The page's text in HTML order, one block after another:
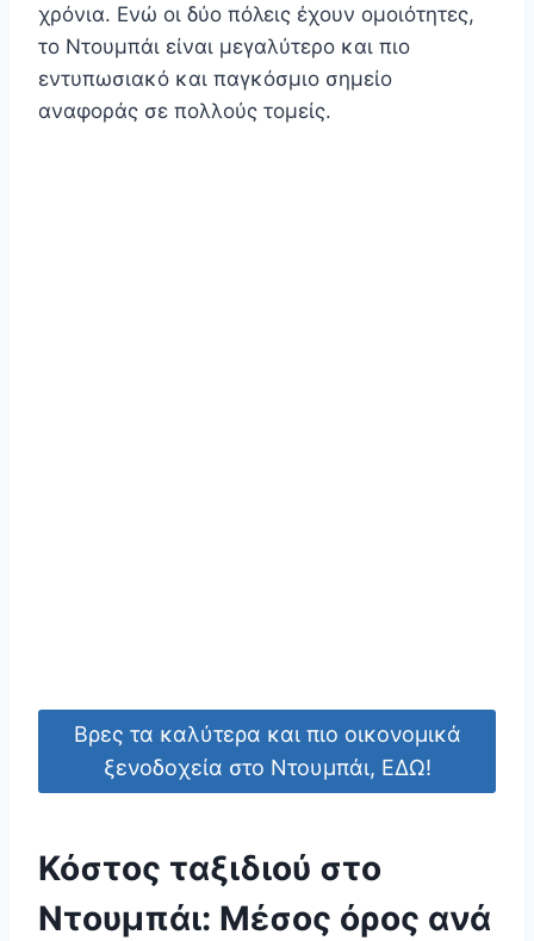
χρόνια. Ενώ οι δύο πόλεις έχουν ομοιότητες,
το Ντουμπάι είναι μεγαλύτερο και πιο
εντυπωσιακό και παγκόσμιο σημείο
αναφοράς σε πολλούς τομείς.
Βρες τα καλύτερα και πιο οικονομικά
ξενοδοχεία στο Ντουμπάι, ΕΔΩ!
Κόστος ταξιδιού στο
Ντουμπάι: Μέσος όρος ανά